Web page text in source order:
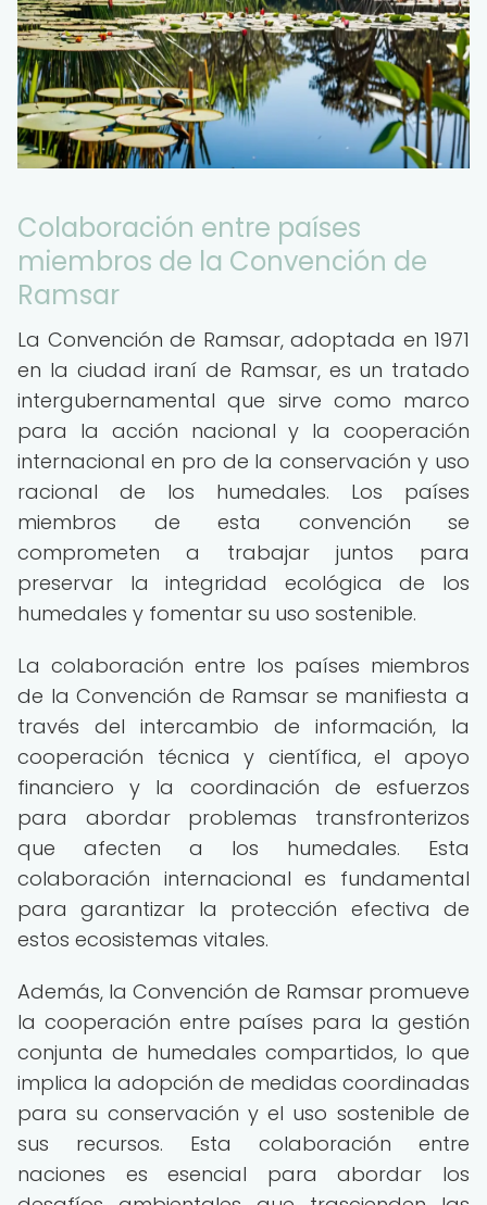
Colaboración entre países
miembros de la Convención de
Ramsar
La Convención de Ramsar, adoptada en 1971
en la ciudad iraní de Ramsar, es un tratado
intergubernamental que sirve como marco
para la acción nacional y la cooperación
internacional en pro de la conservación y uso
racional de los humedales. Los países
miembros de esta convención se
comprometen a trabajar juntos para
preservar la integridad ecológica de los
humedales y fomentar su uso sostenible.
La colaboración entre los países miembros
de la Convención de Ramsar se manifiesta a
través del intercambio de información, la
cooperación técnica y científica, el apoyo
financiero y la coordinación de esfuerzos
para abordar problemas transfronterizos
que afecten a los humedales. Esta
colaboración internacional es fundamental
para garantizar la protección efectiva de
estos ecosistemas vitales.
Además, la Convención de Ramsar promueve
la cooperación entre países para la gestión
conjunta de humedales compartidos, lo que
implica la adopción de medidas coordinadas
para su conservación y el uso sostenible de
sus recursos. Esta colaboración entre
naciones es esencial para abordar los